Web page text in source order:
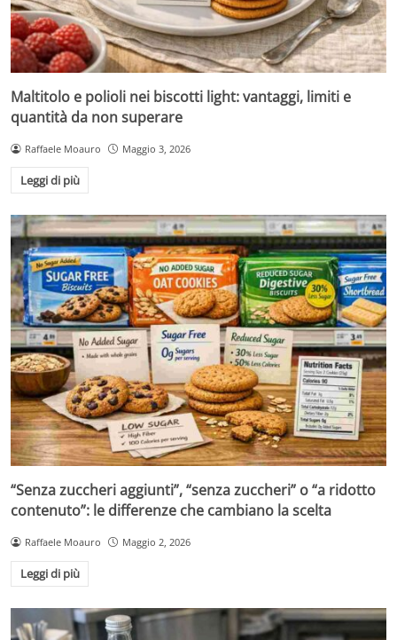
Maltitolo e polioli nei biscotti light: vantaggi, limiti e
quantità da non superare
Raffaele Moauro Maggio 3, 2026
Leggi di più
“Senza zuccheri aggiunti”, “senza zuccheri” o “a ridotto
contenuto”: le differenze che cambiano la scelta
Raffaele Moauro Maggio 2, 2026
Leggi di più